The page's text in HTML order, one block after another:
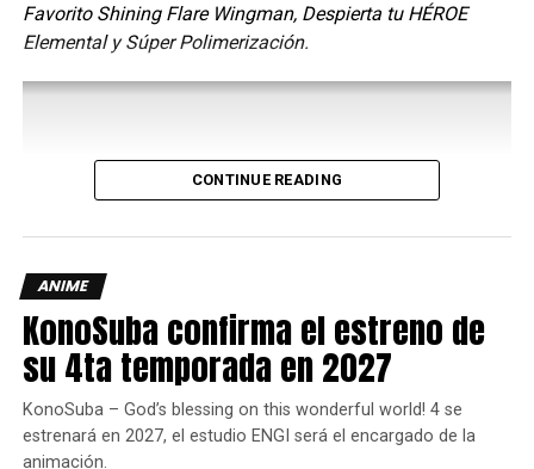
Y bueno, esta última película como su nombre lo indica
toma lugar en tiempos del Rey Arturo o mejor dicho,
, esperemos verla en nuestra región próximamente.
comments
RELATED TOPICS: ANIME FATE/
FATE/GO
FATE/GRAND ORDER
FATE/GRAND ORDER THE MOVIE DIVINE REALM OF THE ROUND
TABLE: CAMELOT WANDERING; AGATERAM
KONNICHIWA!
Favorito Shining Flare Wingman, Despierta tu HÉROE
Elemental y Súper Polimerización.
CONTINUE READING
ANIME
KonoSuba confirma el estreno de
su 4ta temporada en 2027
KonoSuba – God’s blessing on this wonderful world! 4 se
estrenará en 2027, el estudio ENGI será el encargado de la
animación.